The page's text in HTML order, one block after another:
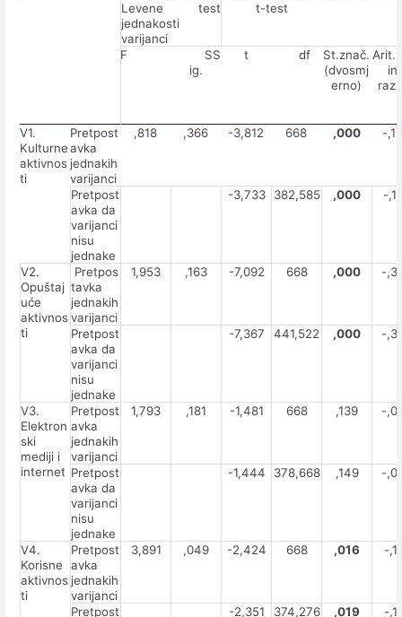
Levene test
jednakosti
varijanci
t-test
F
SS
ig.
t df
St.znač.
(dvosmj
erno)
V1.
Kulturne
aktivnos
ti
Pretpost
avka
jednakih
varijanci
,818 ,366 -3,812 668 ,000 -
Pretpost
avka da
varijanci
nisu
jednake
-3,733 382,585 ,000 -
V2.
Opuštaj
uće
aktivnos
ti
Pretpos
tavka
jednakih
varijanci
1,953 ,163 -7,092 668 ,000 -
Pretpost
avka da
varijanci
nisu
jednake
-7,367 441,522 ,000 -
V3.
Elektron
ski
mediji i
internet
Pretpost
avka
jednakih
varijanci
1,793 ,181 -1,481 668 ,139 -
Pretpost
avka da
varijanci
nisu
jednake
-1,444 378,668 ,149 -
V4.
Korisne
aktivnos
ti
Pretpost
avka
jednakih
varijanci
3,891 ,049 -2,424 668 ,016 -
Pretpost
-2,351 374,276 ,019 -